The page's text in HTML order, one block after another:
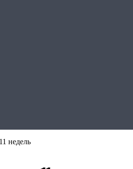
недель